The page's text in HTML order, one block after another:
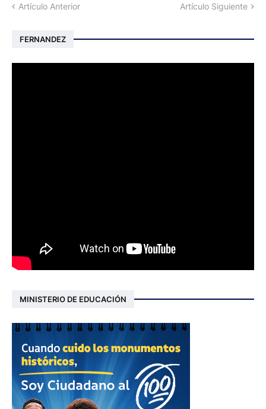
Artículo Anterior Artículo Siguiente
FERNANDEZ
MINISTERIO DE EDUCACIÓN